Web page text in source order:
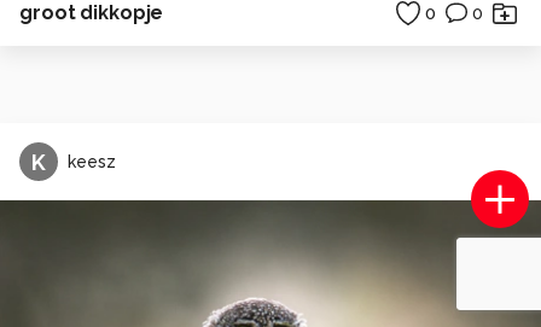
groot dikkopje 0 0
K keesz